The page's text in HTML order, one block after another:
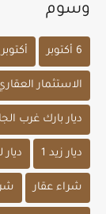
وسوم
6 أكتوبر أكتوبر
الاستثمار
ديار بارك غرب
ديار زيد 1
شراء عقار